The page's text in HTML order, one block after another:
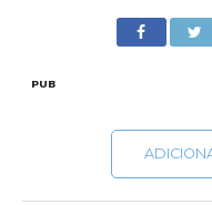
PUB